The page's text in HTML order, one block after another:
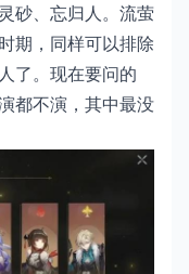
砂、忘归人。流萤
期，同样可以排除
了。现在要问的
都不演，其中最没